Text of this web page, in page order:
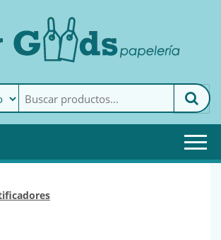
· PapeleríaMy Goods es tu papelería
online de confianza. Podrás
encontrar todo lo necesario